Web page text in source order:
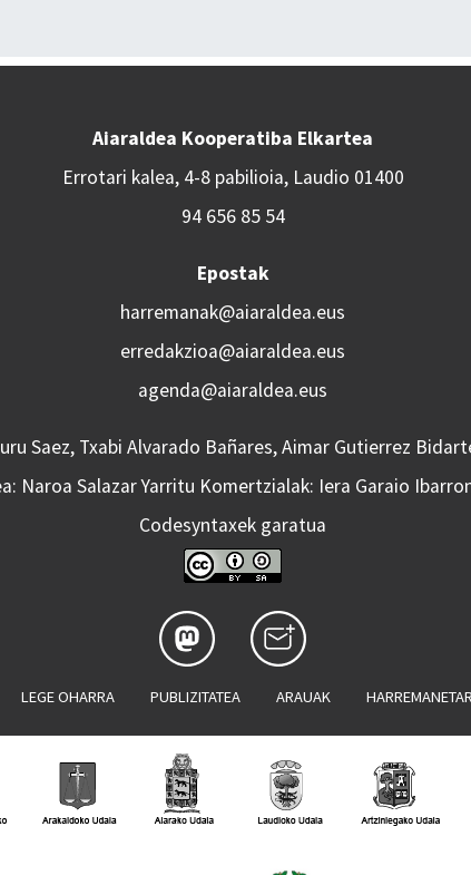
Aiaraldea Kooperatiba Elkartea
Errotari kalea, 4-8 pabilioia, Laudio 01400
94 656 85 54
Epostak
harremanak@aiaraldea.eus
erredakzioa@aiaraldea.eus
agenda@aiaraldea.eus
Saez, Txabi Alvarado Bañares, Aimar Gutierrez
Naroa Salazar Yarritu Komertzialak: Iera Garaio
Codesyntaxek garatua
LEGE OHARRA PUBLIZITATEA ARAUAK